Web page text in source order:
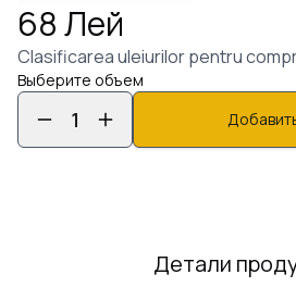
68Лей
Clasificarea uleiurilor pentru
Выберите объем
1
Детали